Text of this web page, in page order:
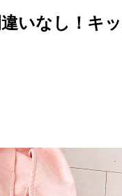
いなし！キ